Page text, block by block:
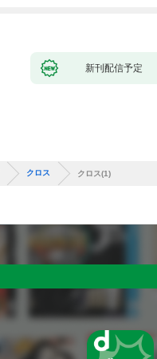
新刊配信予定
クロス クロス(1)